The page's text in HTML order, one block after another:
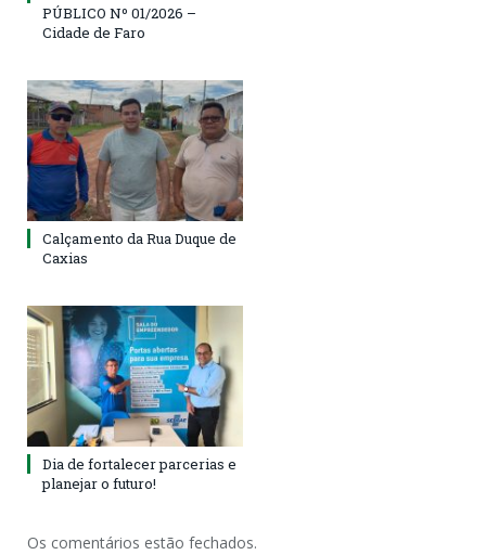
PÚBLICO Nº 01/2026 –
Cidade de Faro
Calçamento da Rua Duque de
Caxias
Dia de fortalecer parcerias e
planejar o futuro!
Os comentários estão fechados.